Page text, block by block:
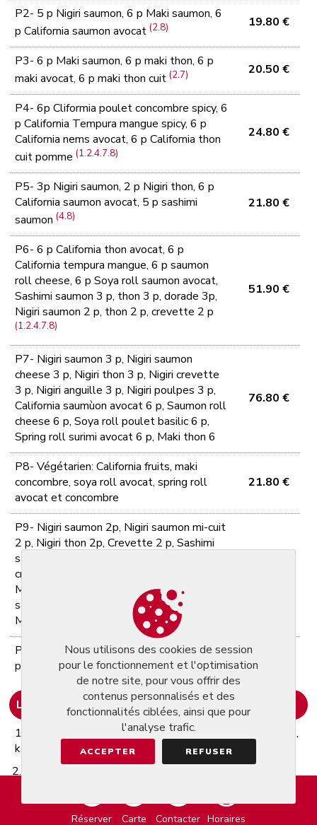
Réserver Carte Contacter Horaires
P2- 5 p Nigiri saumon, 6 p Maki saumon, 6
p California saumon avocat(2.8) 19.80 €
P3- 6 p Maki saumon, 6 p maki thon, 6 p
maki avocat, 6 p maki thon cuit(2.7) 20.50 €
P4- 6p Cliformia poulet concombre spicy, 6
p California Tempura mangue spicy, 6 p
California nems avocat, 6 p California thon
cuit pomme(1.2.4.7.8)
24.80 €
P5- 3p Nigiri saumon, 2 p Nigiri thon, 6 p
California saumon avocat, 5 p sashimi
saumon(4.8)
21.80 €
P6- 6 p California thon avocat, 6 p
California tempura mangue, 6 p saumon
roll cheese, 6 p Soya roll saumon avocat,
Sashimi saumon 3 p, thon 3 p, dorade 3p,
Nigiri saumon 2 p, thon 2 p, crevette 2 p
(1.2.4.7.8)
51.90 €
P7- Nigiri saumon 3 p, Nigiri saumon
cheese 3 p, Nigiri thon 3 p, Nigiri crevette
3 p, Nigiri anguille 3 p, Nigiri poulpes 3 p,
California saumùon avocat 6 p, Saumon roll
cheese 6 p, Soya roll poulet basilic 6 p,
Spring roll surimi avocat 6 p, Maki thon 6
76.80 €
P8- Végétarien: California fruits, maki
concombre, soya roll avocat, spring roll
avocat et concombre
21.80 €
P9- Nigiri saumon 2p, Nigiri saumon mi-cuit
2 p, Nigiri thon 2p, Crevette 2 p, Sashimi
saumon 2 p, sashimi thon 3 p, sashimi
crevette 3 p, California poulet ananas 6p,
Mangue roll poulet concombre spicy 6p,
saumon roll cheese 6 p, Maki saumon 6 p,
Maki f
P10- Spécial combinaison du chef (pour 2
personnes)
55.00 €
Liste des allergènes :
1. Les céréales qui contiennent du gluten : Blé (épeautre,
kamut), seigle, orge, avoine ou leurs souches hybridées
2. Les crustacés
4. Les poissons
Nous utilisons des cookies de session
pour le fonctionnement et l'optimisation
de notre site, pour vous offrir des
contenus personnalisés et des
fonctionnalités ciblées, ainsi que pour
l'analyse trafic.
ACCEPTER REFUSER